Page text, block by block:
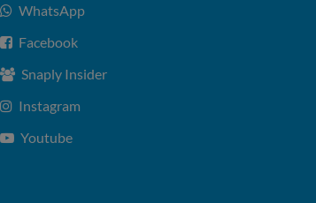
WhatsApp
Facebook
Snaply Insider
Instagram
Youtube